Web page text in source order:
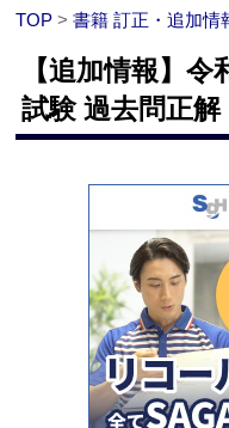
TOP >書籍 訂正・追加情
【追加情報】
試験 過去問正解